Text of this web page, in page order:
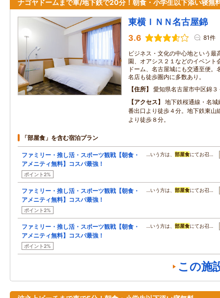
ナゴヤドームまで車/地下鉄で20分！朝食・小学生以下添い寝無
東横ＩＮＮ名古屋錦
3.6 81件
ビジネス・文化の中心地という最
園、オアシス２１などのイベント
ドーム、名古屋城にも交通至便
名店も徒歩圏内に多数あり。
住所
愛知県名古屋市中区錦３
アクセス
地下鉄桜通線・名
番出口より徒歩４分。地下鉄東山
より徒歩８分。
「部屋食」を含む宿泊プラン
ファミリー・推し活・スポーツ観戦【朝食・
アメニティ無料】コスパ最強！
ポイント2%
…いう方は、 部屋食にてお召…
ファミリー・推し活・スポーツ観戦【朝食・
アメニティ無料】コスパ最強！
ポイント2%
…いう方は、 部屋食にてお召…
ファミリー・推し活・スポーツ観戦【朝食・
アメニティ無料】コスパ最強！
ポイント2%
…いう方は、 部屋食にてお召…
この施